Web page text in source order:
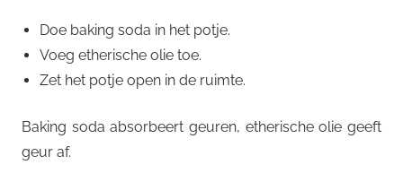
Doe baking soda in het potje.
Voeg etherische olie toe.
Zet het potje open in de ruimte.
Baking soda absorbeert geuren, etherische olie geeft
geur af.